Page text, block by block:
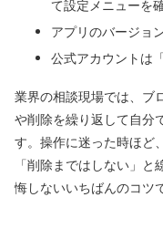
て設定メニューを
アプリのバージョ
公式アカウントは
業界の相談現場では、ブ
や削除を繰り返して自分
す。操作に迷った時ほど
「削除まではしない」
悔しないいちばんのコツ